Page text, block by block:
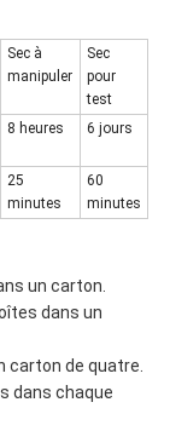
Sec à
manipuler
Sec
pour
test
8 heures 6 jours
25
minutes
60
minutes
un carton.
dans un
carton de quatre.
dans chaque